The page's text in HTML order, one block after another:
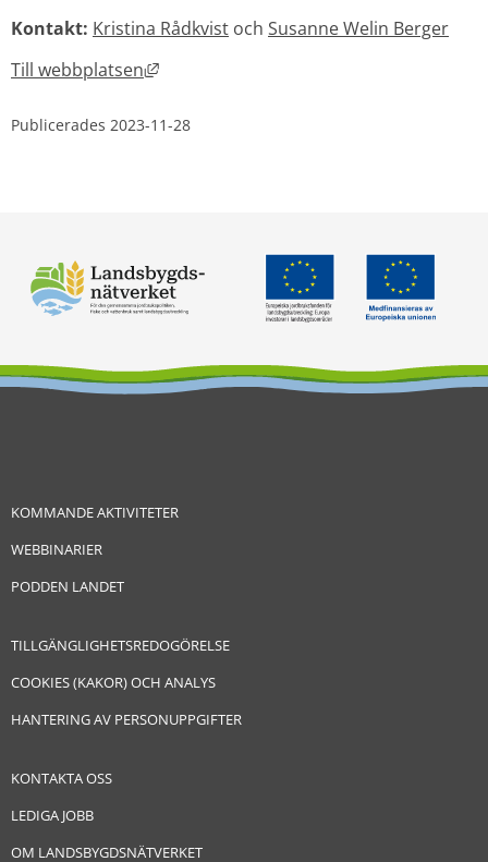
Kontakt: Kristina Rådkvist och Susanne Welin Berger
Till webbplatsen
Länk till annan webbplats, öppnas i
Publicerades 2023-11-28
KOMMANDE AKTIVITETER
WEBBINARIER
PODDEN LANDET
TILLGÄNGLIGHETSREDOGÖRELSE
COOKIES (KAKOR) OCH ANALYS
HANTERING AV PERSONUPPGIFTER
KONTAKTA OSS
LEDIGA JOBB
OM LANDSBYGDSNÄTVERKET